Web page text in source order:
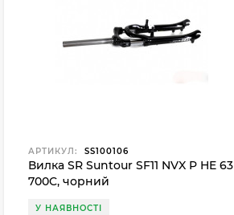
АРТИКУЛ: SS100106
Вилка SR Suntour SF11 NVX P HE 63
700C, чорний
У НАЯВНОСТІ